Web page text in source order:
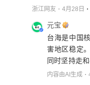
浙江网友 4月28日
元宝
台海是中国
害地区稳定
同时坚持走
内容由AI生成